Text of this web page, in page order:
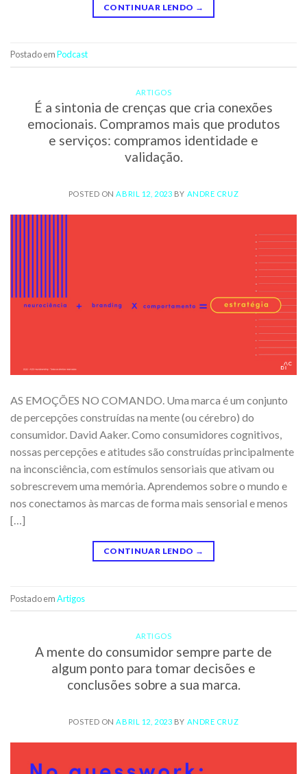
CONTINUAR LENDO →
Postado emPodcast
ARTIGOS
É a sintonia de crenças que cria conexões
emocionais. Compramos mais que produtos
e serviços: compramos identidade e
validação.
POSTED ONABRIL 12, 2023 BY ANDRE CRUZ
AS EMOÇÕES NO COMANDO. Uma marca é um conjunto
de percepções construídas na mente (ou cérebro) do
consumidor. David Aaker. Como consumidores cognitivos,
nossas percepções e atitudes são construídas principalmente
na inconsciência, com estímulos sensoriais que ativam ou
sobrescrevem uma memória. Aprendemos sobre o mundo e
nos conectamos às marcas de forma mais sensorial e menos
[…]
CONTINUAR LENDO →
Postado emArtigos
ARTIGOS
A mente do consumidor sempre parte de
algum ponto para tomar decisões e
conclusões sobre a sua marca.
POSTED ONABRIL 12, 2023 BY ANDRE CRUZ